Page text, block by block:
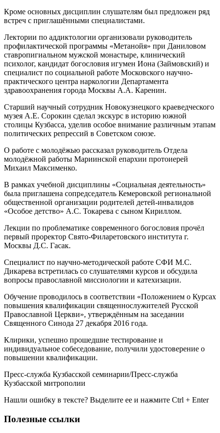
Кроме основных дисциплин слушателям был предложен ряд
встреч с приглашёнными специалистами.
Лектории по аддиктологии организовали руководитель
профилактической программы «Метанойя» при Даниловом
ставропигиальном мужской монастыре, клинический
психолог, кандидат богословия игумен Иона (Займовский) и
специалист по социальной работе Московского научно-
практического центра наркологии Департамента
здравоохранения города Москвы А.А. Каренин.
Старший научный сотрудник Новокузнецкого краеведческого
музея А.Е. Сорокин сделал экскурс в историю южной
столицы Кузбасса, уделив особое внимание различным этапам
политических репрессий в Советском союзе.
О работе с молодёжью рассказал руководитель Отдела
молодёжной работы Мариинской епархии протоиерей
Михаил Максименко.
В рамках учебной дисциплины «Социальная деятельность»
была приглашена сопредседатель Кемеровской региональной
общественной организации родителей детей-инвалидов
«Особое детство» А.С. Токарева с сыном Кириллом.
Лекции по проблематике современного богословия прочёл
первый проректор Свято-Филаретовского института г.
Москвы Д.С. Гасак.
Специалист по научно-методической работе СФИ М.С.
Дикарева встретилась со слушателями курсов и обсудила
вопросы православной миссиологии и катехизации.
Обучение проводилось в соответствии «Положением о Курсах
повышения квалификации священнослужителей Русской
Православной Церкви», утверждённым на заседании
Священного Синода 27 декабря 2016 года.
Клирики, успешно прошедшие тестирование и
индивидуальное собеседование, получили удостоверение о
повышении квалификации.
Пресс-служба Кузбасской семинарии/Пресс-служба
Кузбасской митрополии
Нашли ошибку в тексте? Выделите ее и нажмите Ctrl + Enter
Полезные ссылки